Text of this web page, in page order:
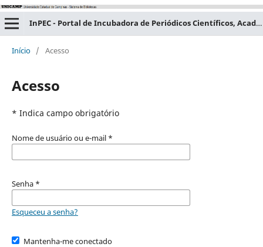
InPEC - Portal de Incubadora de Periódicos Científicos, Acadêmicos e Educacionais
Início / Acesso
Acesso
* Indica campo obrigatório
Nome de usuário ou e-mail *
Senha *
Esqueceu a senha?
Mantenha-me conectado